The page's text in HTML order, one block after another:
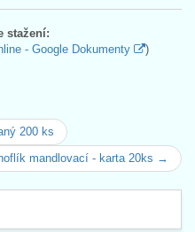
stažení:
- Google Dokumenty )
200 ks
mandlovací - karta 20ks →